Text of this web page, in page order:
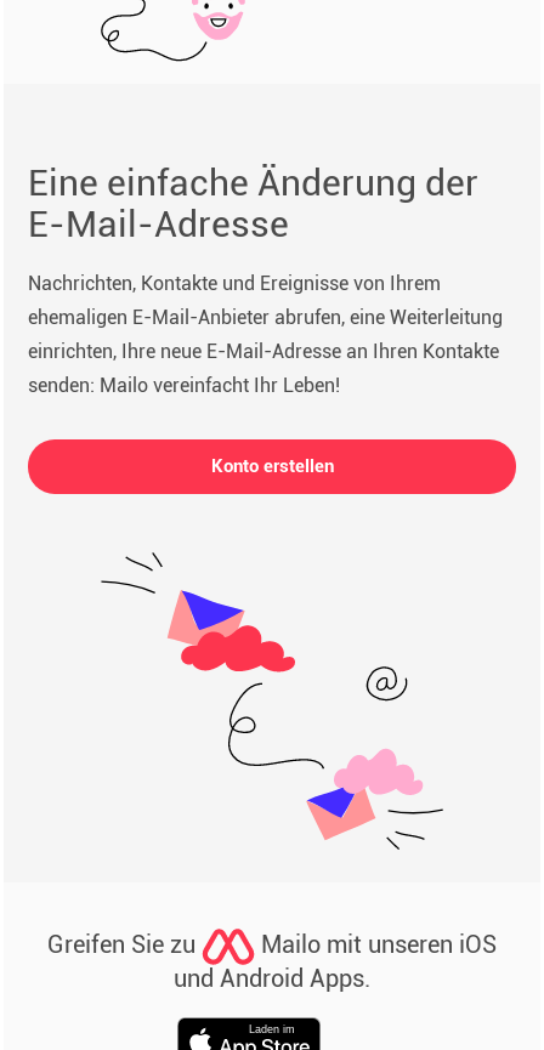
Eine einfache Änderung der
E-Mail-Adresse
Nachrichten, Kontakte und Ereignisse von Ihrem
ehemaligen E-Mail-Anbieter abrufen, eine Weiterleitung
einrichten, Ihre neue E-Mail-Adresse an Ihren Kontakte
senden: Mailo vereinfacht Ihr Leben!
Konto erstellen
Greifen Sie zu
Mailo mit unseren iOS
und Android Apps.
Laden im